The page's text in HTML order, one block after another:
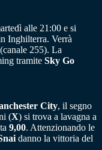
alle 21:00 e si
Inghilterra. Verrà
(canale 255). La
tramite Sky Go
City, il segno
(X) si trova a lavagna a
9,00. Attenzionando le
danno la vittoria del